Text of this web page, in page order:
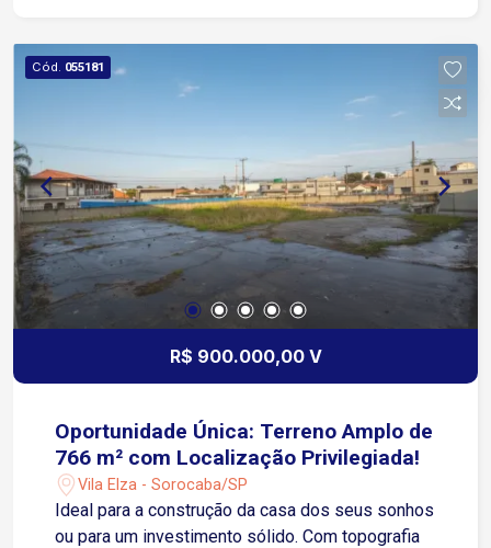
Avenida Itavuvu Cerca de 5 minutos da Avenida
Ipanema Em torno de 10 minutos do Centro de
Sorocaba Próximo a supermercados, escolas,
infraestrutura completa e fácil acesso às
principais vias da cidade, proporcionando
mobilidade e praticidade no dia a dia. Entre em
contato para mais informações e agende sua
visita!
Cód. 055181
R$ 900.000,00 V
Oportunidade Única: Terreno Amplo de
766 m² com Localização Privilegiada!
Vila Elza - Sorocaba/SP
Ideal para a construção da casa dos seus sonhos
ou para um investimento sólido. Com topografia